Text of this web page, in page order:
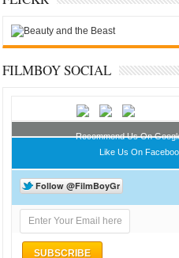
FILMBOY SOCIAL
Recommend Us On
Like Us On